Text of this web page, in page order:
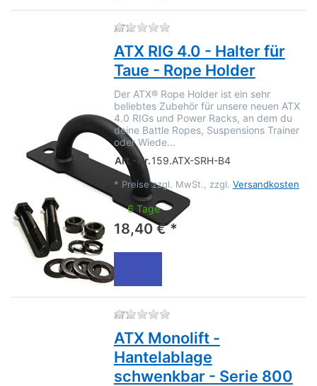
ATX Zu diesem Produkt liegen
ATX RIG 4.0 - Halter für
Taue - Rope Holder
Der ATX® Rope Holder ist ein sehr
beliebtes Zubehör für unsere neuen ATX
4.0 RIGs und Power Racks, an dem du
deine Battle Ropes, Suspensions Trainer
oder Wiede…
Art.-Nr.159.ATX-SRH-B4
* Preise zzgl. MwSt., zzgl. Versandkosten
6 Tage
18,40 € *
ATX Zu diesem Produkt liegen
ATX Monolift -
Hantelablage
schwenkbar - Serie 800